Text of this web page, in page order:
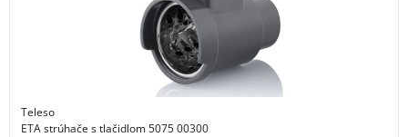
Teleso
ETA strúhače s tlačidlom 5075 00300